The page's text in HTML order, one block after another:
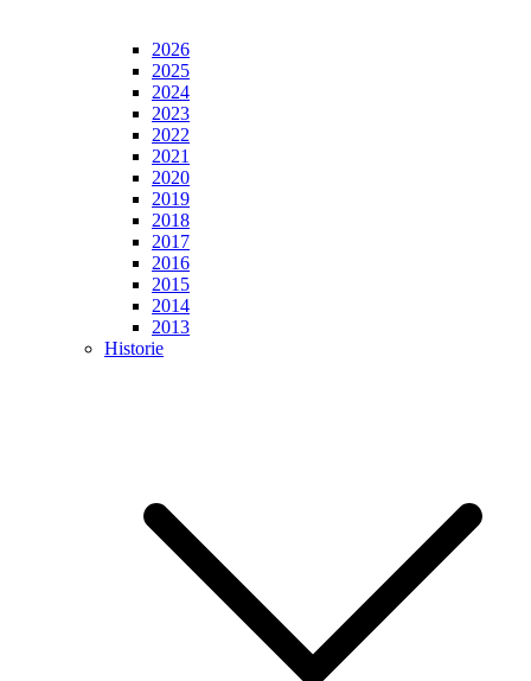
2026
2025
2024
2023
2022
2021
2020
2019
2018
2017
2016
2015
2014
2013
Historie